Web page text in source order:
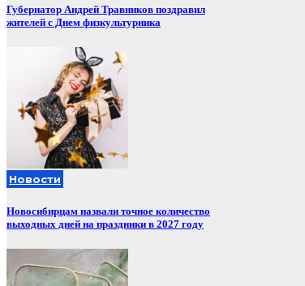
Губернатор Андрей Травников поздравил
жителей с Днем физкультурника
Новости
Новосибирцам назвали точное количество
выходных дней на праздники в 2027 году